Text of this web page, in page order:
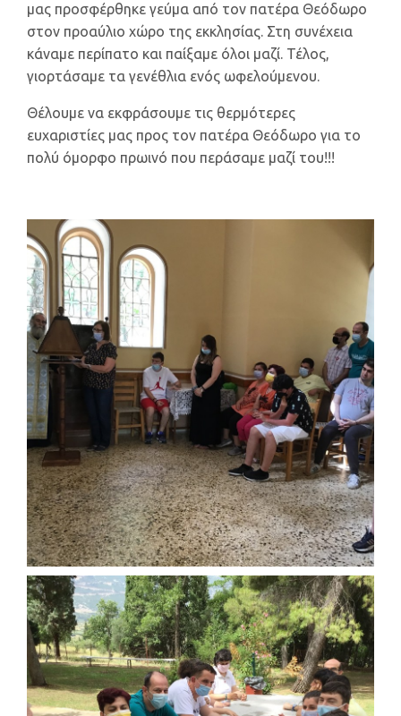
μας προσφέρθηκε γεύμα από τον πατέρα Θεόδωρο
στον προαύλιο χώρο της εκκλησίας. Στη συνέχεια
κάναμε περίπατο και παίξαμε όλοι μαζί. Τέλος,
γιορτάσαμε τα γενέθλια ενός ωφελούμενου.
Θέλουμε να εκφράσουμε τις θερμότερες
ευχαριστίες μας προς τον πατέρα Θεόδωρο για το
πολύ όμορφο πρωινό που περάσαμε μαζί του!!!